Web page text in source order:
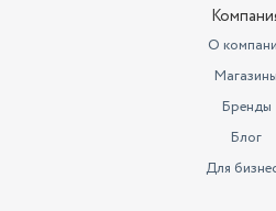
59
2 г.
О
Магазины
Бренды
Блог
Для